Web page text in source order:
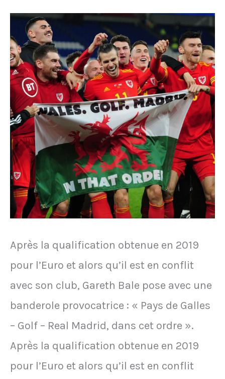
René
Higuita,
le
gardien
de
la
Colombie
Après la qualification obtenue en 2019
pour l’Euro et alors qu’il est en conflit
avec son club, Gareth Bale pose avec une
banderole provocatrice : « Pays de Galles
– Golf – Real Madrid, dans cet ordre ».
Après la qualification obtenue en 2019
pour l’Euro et alors qu’il est en conflit